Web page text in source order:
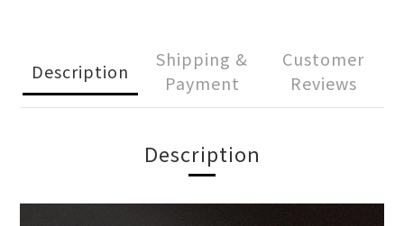
Description
Shipping &
Payment
Customer
Reviews
Description